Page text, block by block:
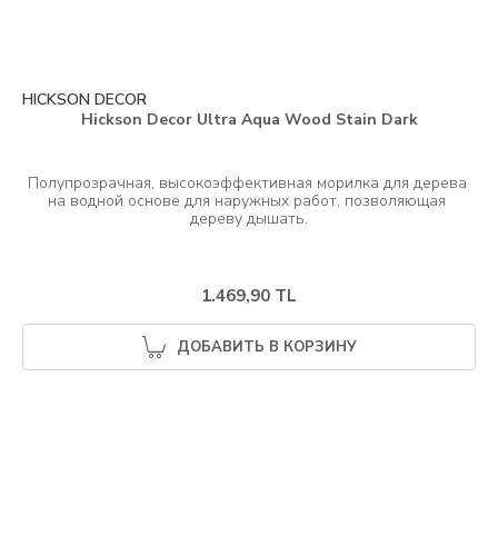
HICKSON DECOR
Hickson Decor Ultra Aqua Wood Stain Dark
Полупрозрачная, высокоэффективная морилка для дерева
на водной основе для наружных работ, позволяющая
1.469,90 TL
ДОБАВИТЬ В КОРЗИНУ